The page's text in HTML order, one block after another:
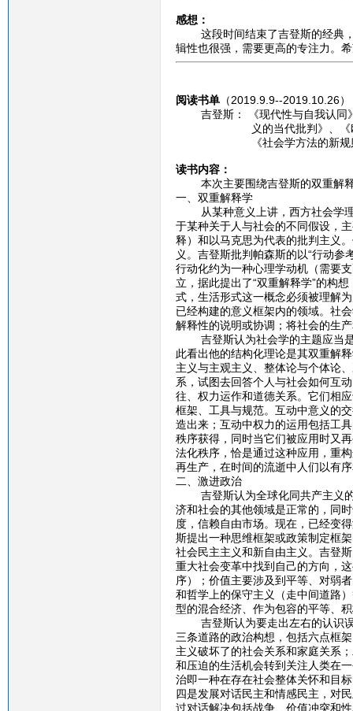
感想：
这段时间结束了吉登斯的经典，
辑性也很强，需要更高的专注力。
阅读书单（2019.9.9--2019.10.26）
吉登斯： 《现代性与自我认同》
义的当代批判》、《欧洲模
《社会学方法的新规则》、
读书内容：
本次主要围绕吉登斯的双重解释
一、双重解释学
从某种意义上讲，西方社会学理
于某种关于人与社会的不同假设，
释）和以马克思为代表的批判主义
义。吉登斯批判帕森斯的以“行动
行动化约为一种心理学动机（需要
立，据此提出了“双重解释学”的构
式，生活形式这一概念必须被理解
已经构建的意义框架内的领域。社
解释性的说明或协调；将社会的生
吉登斯认为社会学的主题应当是
此看出他的结构化理论是其双重解
主义与主观主义、整体论与个体论
系，试图去回答个人与社会如何互
往、权力运作和道德关系。它们相
框架、工具与规范。互动中意义的
造出来；互动中权力的运用包括工
秩序获得，同时当它们被应用时又
法化秩序，恰是通过这种应用，重
再生产，在时间的流逝中人们以有
二、激进政治
吉登斯认为全球化同共产主义的
济和社会的其他领域是正常的，同
度，信赖自由市场。现在，已经变
斯提出一种思维框架或政策制定框
社会民主主义和新自由主义。吉登
重大社会变革中找到自己的方向，
序）；价值主要涉及到平等、对弱
和哲学上的保守主义（走中间道路
型的混合经济、作为包容的平等、
吉登斯认为要走出左右的认识误
三条道路的政治构想，包括六点框
主义破坏了的社会关系和家庭关系
和压迫的生活机会转到关注人类在
治即一种在存在社会整体关怀和目
四是发展对话民主和情感民主，对
过对话解决包括战争、价值冲突和